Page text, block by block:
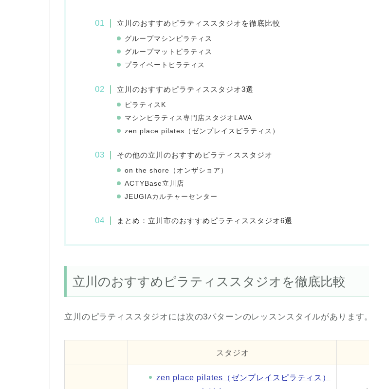
立川のおすすめピラティススタジオを徹底比較
グループマシンピラティス
グループマットピラティス
プライベートピラティス
立川のおすすめピラティススタジオ3選
ピラティスK
マシンピラティス専門店スタジオLAVA
zen place pilates（ゼンプレイスピラティス）
その他の立川のおすすめピラティススタジオ
on the shore（オンザショア）
ACTYBase立川店
JEUGIAカルチャーセンター
まとめ：立川市のおすすめピラティススタジオ6選
立川のおすすめピラティススタジオを徹底比較
立川のピラティススタジオには次の3パターンのレッスンスタイルがあります。
スタジオ
zen place pilates（ゼンプレイスピラティス）